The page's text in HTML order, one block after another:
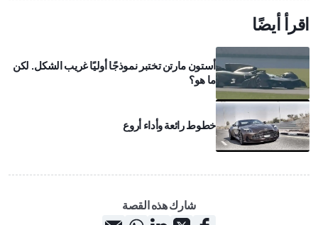
اقرأ أيضًا
أستون مارتن تختبر نموذجًا أوليًا غريب الشكل. لكن
ما هو؟
خطوط رائعة وأداء أروع
شارك هذه القصة